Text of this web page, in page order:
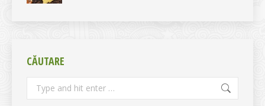
CĂUTARE
Search: